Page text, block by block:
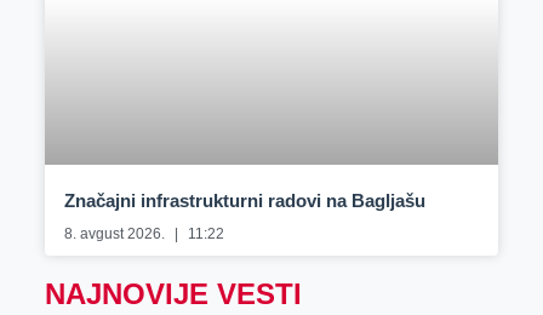
Značajni infrastrukturni radovi na Bagljašu
8. avgust 2026. 11:22
NAJNOVIJE VESTI